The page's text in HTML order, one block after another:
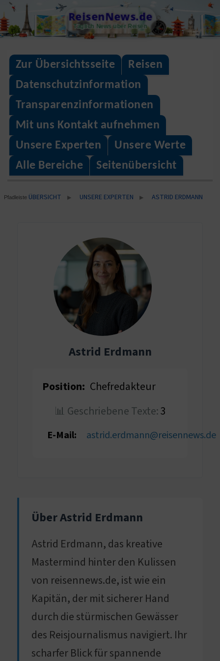
Skip
to
content
ReisenNews.de
Täglich News über Reisen
Zur Übersichtsseite
Reisen
Datenschutzinformation
Transparenzinformationen
Mit uns Kontakt aufnehmen
Unsere Experten
Unsere Werte
Alle Bereiche
Seitenübersicht
Pfadleiste ÜBERSICHT ▶ UNSERE EXPERTEN ▶ ASTRID ERDMANN
Astrid Erdmann
Position: Chefredakteur
📊 Geschriebene Texte:3
E-Mail: astrid.erdmann@reisennews.de
Über Astrid Erdmann
Astrid Erdmann, das kreative
Mastermind hinter den Kulissen
von reisennews.de, ist wie ein
Kapitän, der mit sicherer Hand
durch die stürmischen Gewässer
des Reisjournalismus navigiert. Ihr
scharfer Blick für spannende